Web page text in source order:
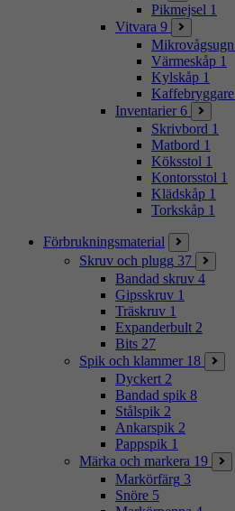
Pikmejsel 1
Vitvara 9
Mikrovågsugn
Värmeskåp 1
Kylskåp 1
Kaffebryggare
Inventarier 6
Skrivbord 1
Matbord 1
Köksstol 1
Kontorsstol 1
Klädskåp 1
Torkskåp 1
Förbrukningsmaterial
Skruv och plugg 37
Bandad skruv 4
Gipsskruv 1
Träskruv 1
Expanderbult 2
Bits 27
Spik och klammer 18
Dyckert 2
Bandad spik 8
Stålspik 2
Ankarspik 2
Pappspik 1
Märka och markera 19
Markörfärg 3
Snöre 5